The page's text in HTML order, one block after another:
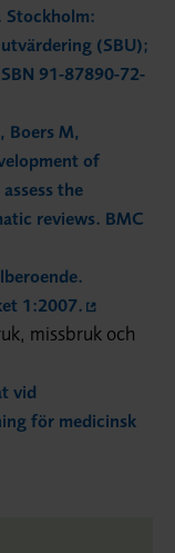
Stockholm:
(SBU);
91-87890-72-
Boers M,
of
the
reviews. BMC
1:2007.
missbruk och
vid
för medicinsk